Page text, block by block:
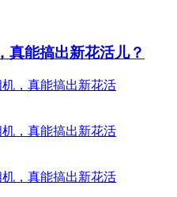
真能搞出新花活儿？